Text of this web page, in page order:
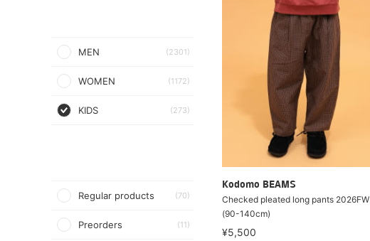
MEN (2301)
WOMEN (1172)
KIDS (273)
Regular products (70)
Preorders (11)
Kodomo BEAMS
Checked pleated long pants 2026FW
(90-140cm)
¥5,500